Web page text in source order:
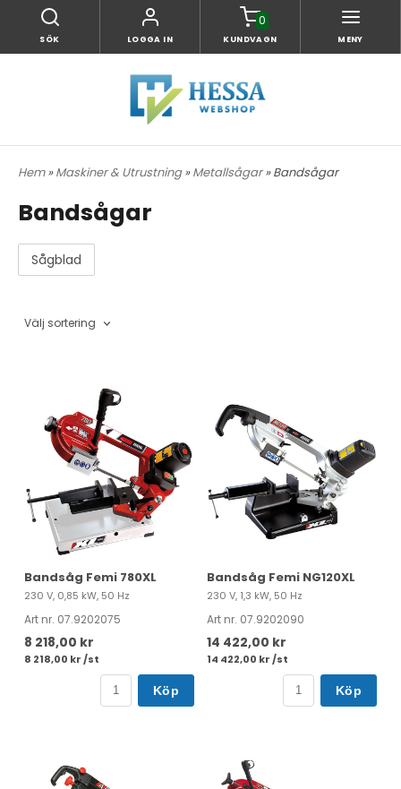
SÖK LOGGA IN
0
KUNDVAGN MENY
Hem»Maskiner & Utrustning»Metallsågar» Bandsågar
Bandsågar
Sågblad
Välj sortering
Bandsåg Femi 780XL
230 V, 0,85 kW, 50 Hz
Art nr. 07.9202075
8 218,00 kr
8 218,00 kr /st
Köp
Bandsåg Femi NG120XL
230 V, 1,3 kW, 50 Hz
Art nr. 07.9202090
14 422,00 kr
14 422,00 kr /st
Köp